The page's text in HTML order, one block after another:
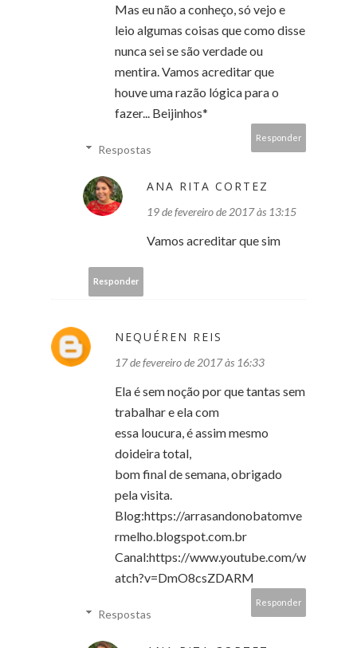
Mas eu não a conheço, só vejo e
leio algumas coisas que como disse
nunca sei se são verdade ou
mentira. Vamos acreditar que
houve uma razão lógica para o
fazer... Beijinhos*
Responder
Respostas
ANA RITA CORTEZ
19 de fevereiro de 2017 às 13:15
Vamos acreditar que sim
Responder
NEQUÉREN REIS
17 de fevereiro de 2017 às 16:33
Ela é sem noção por que tantas sem
trabalhar e ela com
essa loucura, é assim mesmo
doideira total,
bom final de semana, obrigado
pela visita.
Blog:https://arrasandonobatomve
rmelho.blogspot.com.br
Canal:https://www.youtube.com/w
atch?v=DmO8csZDARM
Responder
Respostas